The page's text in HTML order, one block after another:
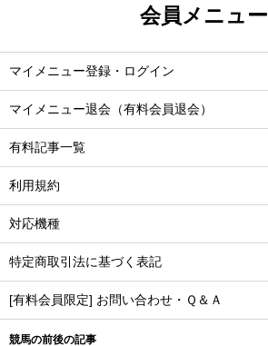
会員メニュー
マイメニュー登録・ログイン
マイメニュー退会（有料会員退会）
有料記事一覧
利用規約
対応機種
特定商取引法に基づく表記
[有料会員限定] お問い合わせ・Ｑ＆Ａ
競馬の前後の記事